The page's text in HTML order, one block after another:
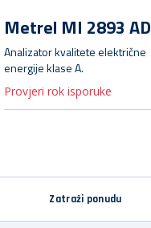
Metrel MI 2893 AD
Analizator kvalitete električne
energije klase A.
Provjeri rok isporuke
Zatraži ponudu